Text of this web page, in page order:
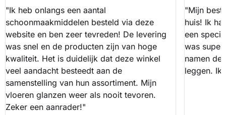
"Ik heb onlangs een aantal
schoonmaakmiddelen besteld via deze
website en ben zeer tevreden! De levering
was snel en de producten zijn van hoge
kwaliteit. Het is duidelijk dat deze winkel
veel aandacht besteedt aan de
samenstelling van hun assortiment. Mijn
vloeren glanzen weer als nooit tevoren.
Zeker een aanrader!"
"Mijn
huis! Ik
een
was
namen de
leggen. Ik